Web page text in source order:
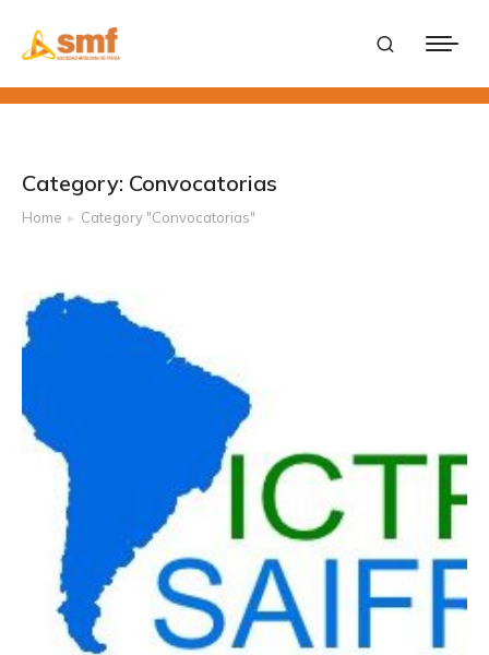
Category: Convocatorias
You are here:
Home Category "Convocatorias"